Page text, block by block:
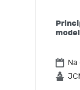
JCMM
omezení
JCMM výmaz
Na